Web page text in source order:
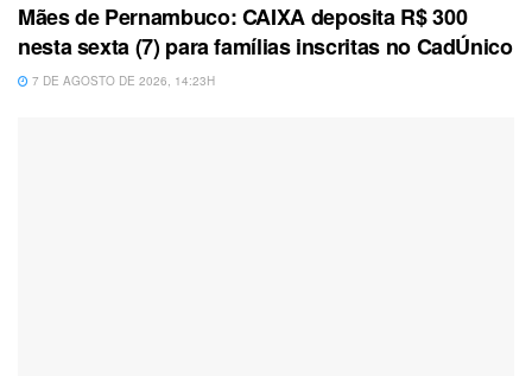
Mães de Pernambuco: CAIXA deposita R$ 300
nesta sexta (7) para famílias inscritas no CadÚnico
7 DE AGOSTO DE 2026, 14:23H